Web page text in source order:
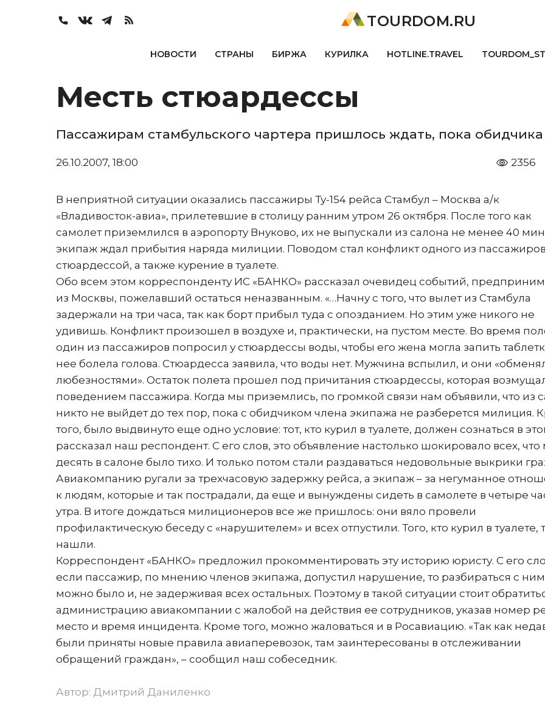
TOURDOM.RU
НОВОСТИ СТРАНЫ БИРЖА КУРИЛКА HOTLINE.TRAVEL
Месть стюардессы
Пассажирам стамбульского чартера пришлось ждать, пока
26.10.2007, 18:00 2356
В неприятной ситуации оказались пассажиры Ту-154 рейса Стамбул – Москва а/к
«Владивосток-авиа», прилетевшие в столицу ранним утром 26 октября. После того как
самолет приземлился в аэропорту Внуково, их не выпускали из салона не менее 40
экипаж ждал прибытия наряда милиции. Поводом стал конфликт одного из
стюардессой, а также курение в туалете.
Обо всем этом корреспонденту ИС «БАНКО» рассказал очевидец событий,
из Москвы, пожелавший остаться неназванным. «…Начну с того, что вылет из Стамбула
задержали на три часа, так как борт прибыл туда с опозданием. Но этим уже никого не
удивишь. Конфликт произошел в воздухе и, практически, на пустом месте. Во время
один из пассажиров попросил у стюардессы воды, чтобы его жена могла запить
нее болела голова. Стюардесса заявила, что воды нет. Мужчина вспылил, и они
любезностями». Остаток полета прошел под причитания стюардессы, которая
поведением пассажира. Когда мы приземлись, по громкой связи нам объявили, что из
никто не выйдет до тех пор, пока с обидчиком члена экипажа не разберется милиция.
того, было выдвинуто еще одно условие: тот, кто курил в туалете, должен сознаться в
рассказал наш респондент. С его слов, это объявление настолько шокировало всех, что
десять в салоне было тихо. И только потом стали раздаваться недовольные выкрики
Авиакомпанию ругали за трехчасовую задержку рейса, а экипаж – за негуманное
к людям, которые и так пострадали, да еще и вынуждены сидеть в самолете в четыре
утра. В итоге дождаться милиционеров все же пришлось: они вяло провели
профилактическую беседу с «нарушителем» и всех отпустили. Того, кто курил в туалете,
нашли.
Корреспондент «БАНКО» предложил прокомментировать эту историю юристу. С его
если пассажир, по мнению членов экипажа, допустил нарушение, то разбираться с ним
можно было и, не задерживая всех остальных. Поэтому в такой ситуации стоит
администрацию авиакомпании с жалобой на действия ее сотрудников, указав номер
место и время инцидента. Кроме того, можно жаловаться и в Росавиацию. «Так как
были приняты новые правила авиаперевозок, там заинтересованы в отслеживании
обращений граждан», – сообщил наш собеседник.
Автор: Дмитрий Даниленко